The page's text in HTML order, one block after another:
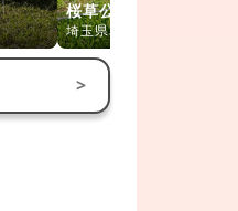
桜草公園
埼玉県さいたま市
>